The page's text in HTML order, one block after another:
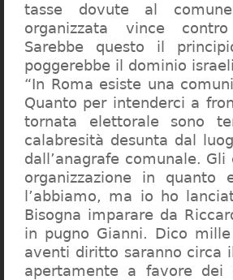
tasse dovute al
organizzata vince
Sarebbe questo il
poggerebbe il dominio
“In Roma esiste una
Quanto per intenderci a
tornata elettorale sono
calabresità desunta dal
dall’anagrafe comunale.
organizzazione in quanto
l’abbiamo, ma io ho
Bisogna imparare da
in pugno Gianni. Dico
aventi diritto saranno circa
apertamente a favore